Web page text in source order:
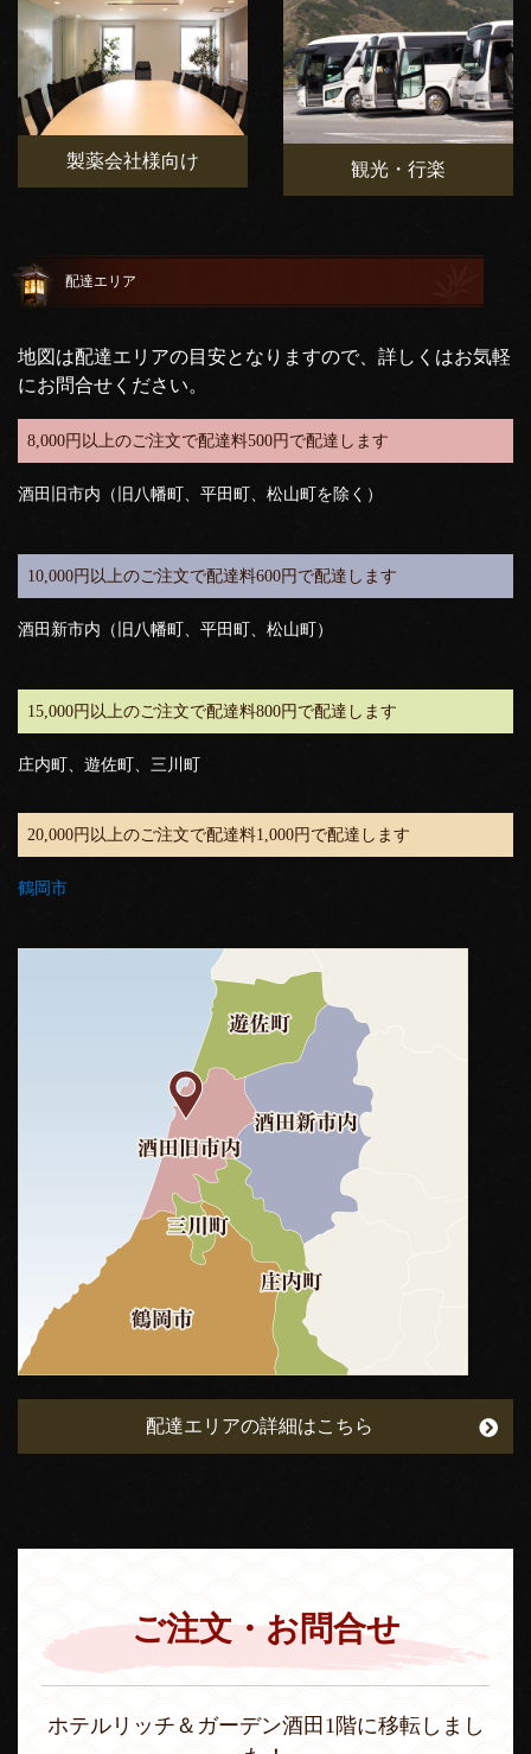
製薬会社様向け 観光・行楽
配達エリア
地図は配達エリアの目安となりますので、詳しくはお気軽
にお問合せください。
8,000円以上のご注文で配達料500円で配達します
酒田旧市内（旧八幡町、平田町、松山町を除く）
10,000円以上のご注文で配達料600円で配達します
酒田新市内（旧八幡町、平田町、松山町）
15,000円以上のご注文で配達料800円で配達します
庄内町、遊佐町、三川町
20,000円以上のご注文で配達料1,000円で配達します
鶴岡市
配達エリアの詳細はこちら
ご注文・お問合せ
ホテルリッチ＆ガーデン酒田1階に移転しまし